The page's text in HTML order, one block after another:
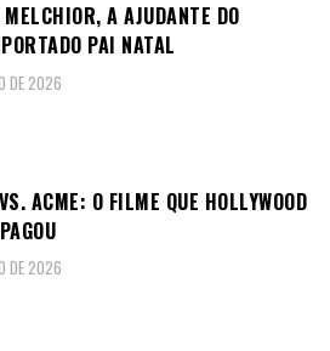
A AJUDANTE DO
PAI NATAL
DE 2026
ACME: O FILME QUE HOLLYWOOD
DE 2026